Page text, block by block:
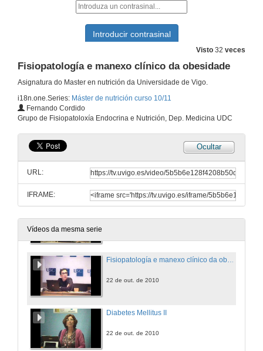
Visto 32 veces
Fisiopatología e manexo clínico da obesidade
Asignatura do Master en nutrición da Universidade de Vigo.
i18n.one.Series: Máster de nutrición curso 10/11
Fernando Cordido
Grupo de Fisiopatoloxía Endocrina e Nutrición, Dep. Medicina UDC
Ocultar
URL:
IFRAME:
Vídeos da mesma serie
15 de out. de 2010
O hipotálamo (Parte 1)
21 de out. de 2010
21 de out. de 2010
Diabetes Mellitus
Fisiopatología e manexo clínico da obesidade
22 de out. de 2010
Diabetes Mellitus II
22 de out. de 2010